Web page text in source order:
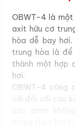
OBWT-4 là
axit hữu cơ
hòa dễ bay
trung hòa là
thành một hợp
hơi.
OBWT-4 cũng
vời đối với các
mang theo hơi